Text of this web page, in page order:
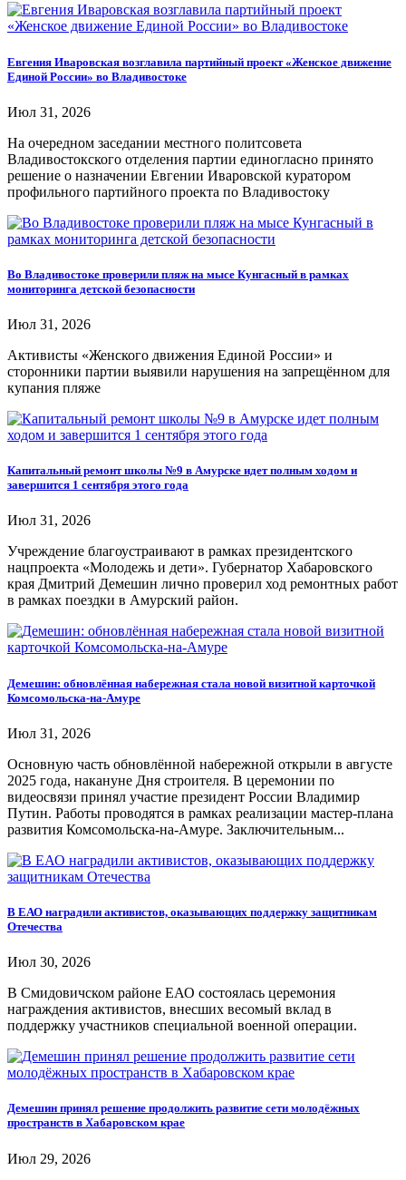
Евгения Иваровская возглавила партийный проект «Женское движение
Единой России» во Владивостоке
Июл 31, 2026
На очередном заседании местного политсовета
Владивостокского отделения партии единогласно принято
решение о назначении Евгении Иваровской куратором
профильного партийного проекта по Владивостоку
Во Владивостоке проверили пляж на мысе Кунгасный в рамках
мониторинга детской безопасности
Июл 31, 2026
Активисты «Женского движения Единой России» и
сторонники партии выявили нарушения на запрещённом для
купания пляже
Капитальный ремонт школы №9 в Амурске идет полным ходом и
завершится 1 сентября этого года
Июл 31, 2026
Учреждение благоустраивают в рамках президентского
нацпроекта «Молодежь и дети». Губернатор Хабаровского
края Дмитрий Демешин лично проверил ход ремонтных работ
в рамках поездки в Амурский район.
Демешин: обновлённая набережная стала новой визитной карточкой
Комсомольска-на-Амуре
Июл 31, 2026
Основную часть обновлённой набережной открыли в августе
2025 года, накануне Дня строителя. В церемонии по
видеосвязи принял участие президент России Владимир
Путин. Работы проводятся в рамках реализации мастер-плана
развития Комсомольска-на-Амуре. Заключительным...
В ЕАО наградили активистов, оказывающих поддержку защитникам
Отечества
Июл 30, 2026
В Смидовичском районе ЕАО состоялась церемония
награждения активистов, внесших весомый вклад в
поддержку участников специальной военной операции.
Демешин принял решение продолжить развитие сети молодёжных
пространств в Хабаровском крае
Июл 29, 2026